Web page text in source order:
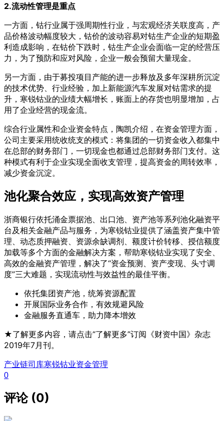
2.流动性管理是重点
一方面，钴行业属于强周期性行业，与宏观经济关联度高，产
品价格波动幅度较大，钴价的波动容易对钴生产企业的短期盈
利造成影响，在钴价下跌时，钴生产企业会面临一定的经营压
力，为了预防和应对风险，企业一般会预留大量现金。
另一方面，由于募投项目产能的进一步释放及多年深耕所沉淀
的技术优势、行业经验，加上新能源汽车发展对钴需求的提
升，寒锐钴业的业绩大幅增长，账面上的存货也明显增加，占
用了企业经营的现金流。
综合行业属性和企业资金特点，陶凯介绍，在资金管理方面，
公司主要采用统收统支的模式：将集团的一切资金收入都集中
在总部的财务部门，一切现金也都通过总部财务部门支付。这
种模式有利于企业实现全面收支管理，提高资金的周转效率，
减少资金沉淀。
池化聚合效应，实现高效资产管理
浙商银行依托涌金票据池、出口池、资产池等系列池化融资平
台及相关金融产品与服务，为寒锐钴业提供了涵盖资产集中管
理、动态质押融资、资源余缺调剂、额度计价转移、授信额度
加载等多个方面的金融解决方案，帮助寒锐钴业实现了安全、
高效的金融资产管理，解决了“资金预测、资产变现、头寸调
度”三大难题，实现流动性与效益性的最佳平衡。
依托集团资产池，统筹资源配置
开展国际业务合作，有效规避风险
金融服务直通车，助力降本增效
★了解更多内容，请点击“了解更多”订阅《财资中国》杂志
2019年7月刊。
产业链司库寒锐钴业资金管理
0
评论 (0)